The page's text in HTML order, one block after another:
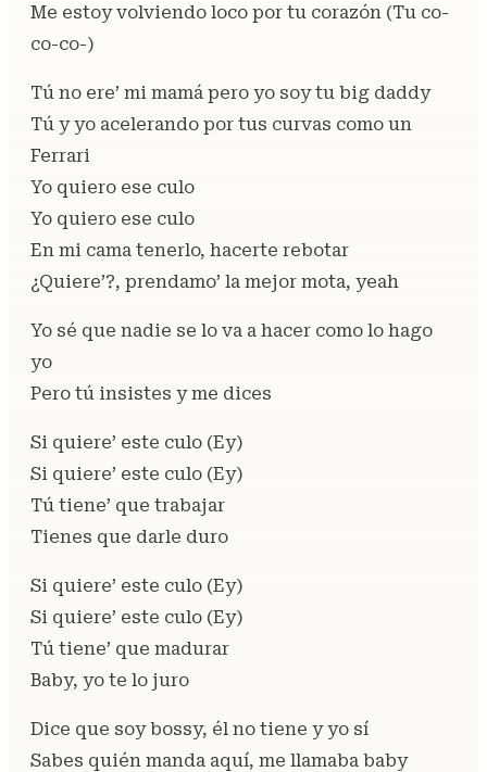
Me estoy volviendo loco por tu corazón (Tu co-
co-co-)
Tú no ere’ mi mamá pero yo soy tu big daddy
Tú y yo acelerando por tus curvas como un
Ferrari
Yo quiero ese culo
Yo quiero ese culo
En mi cama tenerlo, hacerte rebotar
¿Quiere’?, prendamo’ la mejor mota, yeah
Yo sé que nadie se lo va a hacer como lo hago
yo
Pero tú insistes y me dices
Si quiere’ este culo (Ey)
Si quiere’ este culo (Ey)
Tú tiene’ que trabajar
Tienes que darle duro
Si quiere’ este culo (Ey)
Si quiere’ este culo (Ey)
Tú tiene’ que madurar
Baby, yo te lo juro
Dice que soy bossy, él no tiene y yo sí
Sabes quién manda aquí, me llamaba baby